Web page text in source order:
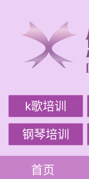
k歌培训
钢琴培训
首页